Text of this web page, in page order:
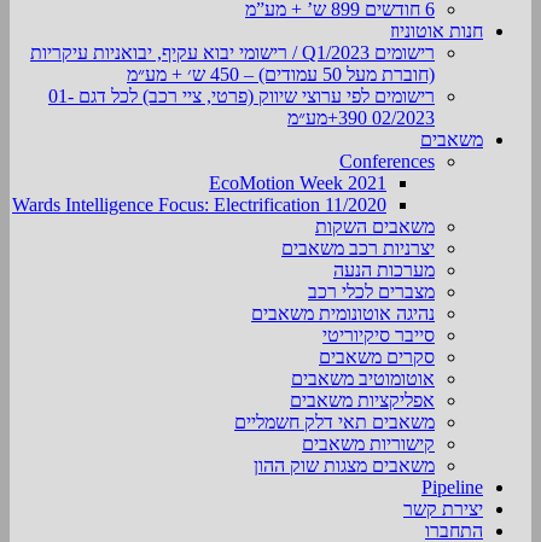
6 חודשים 899 ש’ + מע”מ
חנות אוטוניוז
רישומים Q1/2023 / רישומי יבוא עקיף, יבואניות עיקריות
(חוברת מעל 50 עמודים) – 450 ש׳ + מע״מ
רישומים לפי ערוצי שיווק (פרטי, ציי רכב) לכל דגם 01-
02/2023 390+מע״מ
משאבים
Conferences
EcoMotion Week 2021
Wards Intelligence Focus: Electrification 11/2020
משאבים השקות
יצרניות רכב משאבים
מערכות הנעה
מצברים לכלי רכב
נהיגה אוטונומית משאבים
סייבר סיקיוריטי
סקרים משאבים
אוטומוטיב משאבים
אפליקציות משאבים
משאבים תאי דלק חשמליים
קישוריות משאבים
משאבים מצגות שוק ההון
Pipeline
יצירת קשר
התחברו